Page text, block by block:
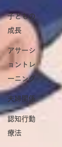
子どもの
成長
アサーシ
ョントレ
ーニング
夫婦関係
認知行動
療法